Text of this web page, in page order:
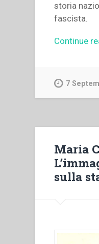
storia
fascista.
Continue
7
Maria
sulla